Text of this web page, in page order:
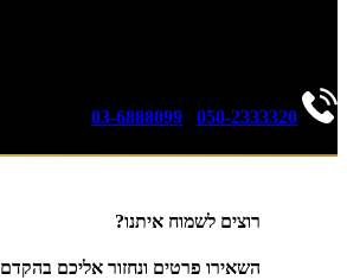
050-2333320
03-6888099
רוצים לשמוח איתנו?
השאירו פרטים ונחזור אליכם בהקדם